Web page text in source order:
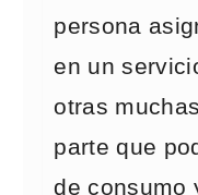
persona
en un
otras
parte que
de consumo